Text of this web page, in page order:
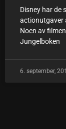
Disney har de
actionutgaver
Noen av
Jungelboken
6. september,